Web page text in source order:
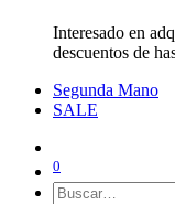
Interesado en
descuentos de
Segunda Mano
SALE
0